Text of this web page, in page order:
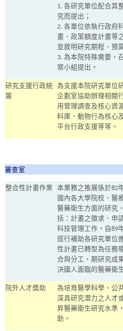
1. 各研究單位配合其
究而提出；
2. 各單位依執行政府
畫、政策額度計畫等
並敘明研究期程、預
3. 為本院特殊需要，
案小組提出。
研究支援行政統
籌
為支援本院研究單位
企劃室協助辦理相關
用管理調查及核心資
料庫、動物行為核心
平台行政支援等等。
審查室
整合性計畫作業 本業務之推展係於82
國內各大學院校、醫
醫藥衛生方面的研究
括：計畫之徵求、申
科技管理工作。自 89
逕行補助各研究單位
性計畫已轉型為任務
合與分工，期研究成
決國人面臨的醫藥衛
院外人才獎助
為培育醫學科學、公
深具研究潛力之人才
昇醫藥衛生研究水準
助。